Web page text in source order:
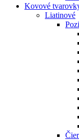
Kovové
Liatinové